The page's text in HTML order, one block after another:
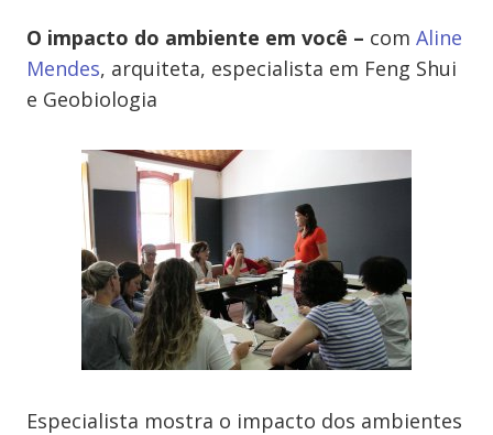
O impacto do ambiente em você – com Aline
Mendes, arquiteta, especialista em Feng Shui
e Geobiologia
Especialista mostra o impacto dos ambientes